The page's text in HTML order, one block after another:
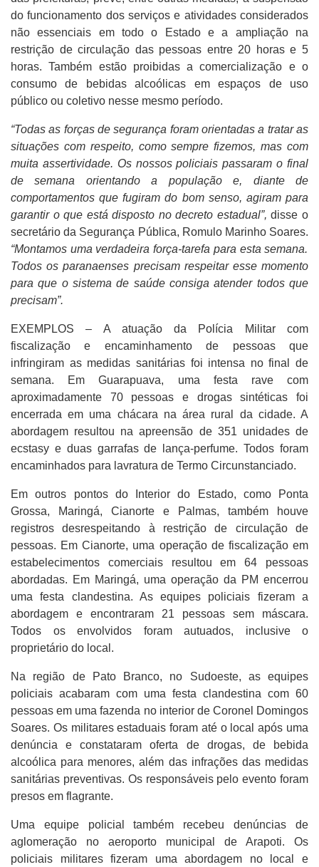
do funcionamento dos serviços e atividades considerados
não essenciais em todo o Estado e a ampliação na
restrição de circulação das pessoas entre 20 horas e 5
horas. Também estão proibidas a comercialização e o
consumo de bebidas alcoólicas em espaços de uso
público ou coletivo nesse mesmo período.
“Todas as forças de segurança foram orientadas a tratar as
situações com respeito, como sempre fizemos, mas com
muita assertividade. Os nossos policiais passaram o final
de semana orientando a população e, diante de
comportamentos que fugiram do bom senso, agiram para
garantir o que está disposto no decreto estadual”,disse o
secretário da Segurança Pública, Romulo Marinho Soares.
“Montamos uma verdadeira força-tarefa para esta semana.
Todos os paranaenses precisam respeitar esse momento
para que o sistema de saúde consiga atender todos que
precisam”.
EXEMPLOS – A atuação da Polícia Militar com
fiscalização e encaminhamento de pessoas que
infringiram as medidas sanitárias foi intensa no final de
semana. Em Guarapuava, uma festa rave com
aproximadamente 70 pessoas e drogas sintéticas foi
encerrada em uma chácara na área rural da cidade. A
abordagem resultou na apreensão de 351 unidades de
ecstasy e duas garrafas de lança-perfume. Todos foram
encaminhados para lavratura de Termo Circunstanciado.
Em outros pontos do Interior do Estado, como Ponta
Grossa, Maringá, Cianorte e Palmas, também houve
registros desrespeitando à restrição de circulação de
pessoas. Em Cianorte, uma operação de fiscalização em
estabelecimentos comerciais resultou em 64 pessoas
abordadas. Em Maringá, uma operação da PM encerrou
uma festa clandestina. As equipes policiais fizeram a
abordagem e encontraram 21 pessoas sem máscara.
Todos os envolvidos foram autuados, inclusive o
proprietário do local.
Na região de Pato Branco, no Sudoeste, as equipes
policiais acabaram com uma festa clandestina com 60
pessoas em uma fazenda no interior de Coronel Domingos
Soares. Os militares estaduais foram até o local após uma
denúncia e constataram oferta de drogas, de bebida
alcoólica para menores, além das infrações das medidas
sanitárias preventivas. Os responsáveis pelo evento foram
presos em flagrante.
Uma equipe policial também recebeu denúncias de
aglomeração no aeroporto municipal de Arapoti. Os
policiais militares fizeram uma abordagem no local e